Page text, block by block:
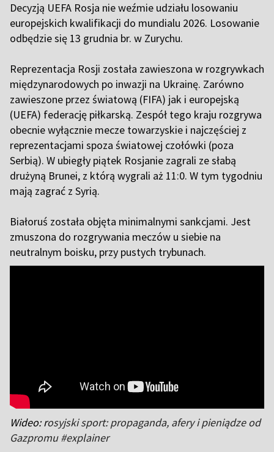
Decyzją UEFA Rosja nie weźmie udziału losowaniu
europejskich kwalifikacji do mundialu 2026. Losowanie
odbędzie się 13 grudnia br. w Zurychu.
Reprezentacja Rosji została zawieszona w rozgrywkach
międzynarodowych po inwazji na Ukrainę. Zarówno
zawieszone przez światową (FIFA) jak i europejską
(UEFA) federację piłkarską. Zespół tego kraju rozgrywa
obecnie wyłącznie mecze towarzyskie i najczęściej z
reprezentacjami spoza światowej czołówki (poza
Serbią). W ubiegły piątek Rosjanie zagrali ze słabą
drużyną Brunei, z którą wygrali aż 11:0. W tym tygodniu
mają zagrać z Syrią.
Białoruś została objęta minimalnymi sankcjami. Jest
zmuszona do rozgrywania meczów u siebie na
neutralnym boisku, przy pustych trybunach.
Wideo: rosyjski sport: propaganda, afery i pieniądze od
Gazpromu#explainer